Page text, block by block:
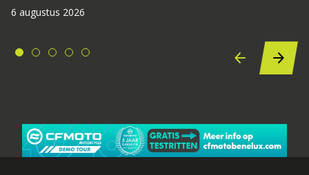
6 augustus 2026